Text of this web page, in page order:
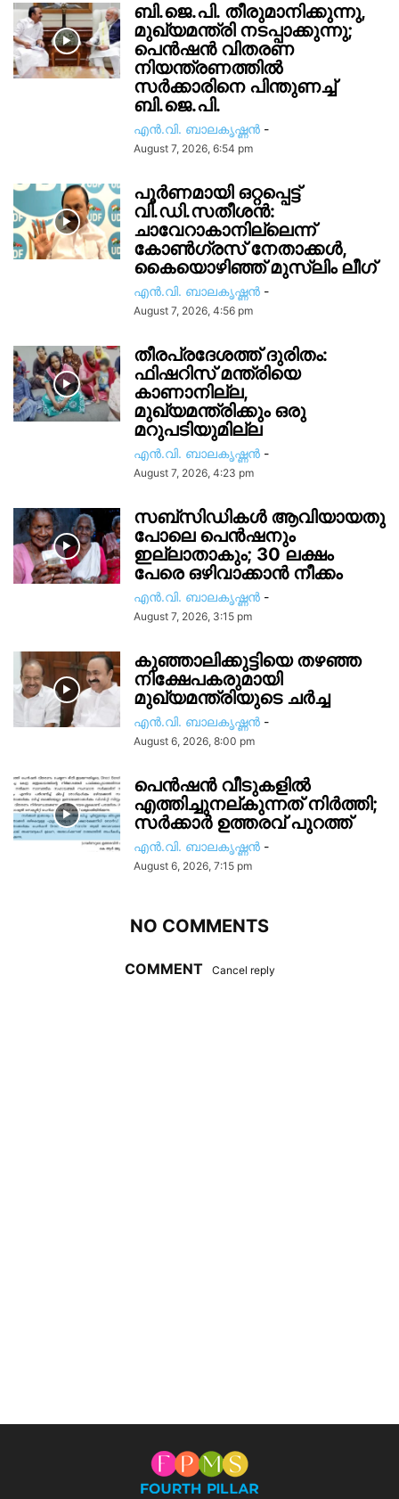
ബി.ജെ.പി. തീരുമാനിക്കുന്നു,
മുഖ്യമന്ത്രി നടപ്പാക്കുന്നു;
പെൻഷൻ വിതരണ
നിയന്ത്രണത്തിൽ
സ‍ർക്കാരിനെ പിന്തുണച്ച്
ബി.ജെ.പി.
എൻ.വി. ബാലകൃഷ്ണൻ -
August 7, 2026, 6:54 pm
പൂർണമായി ഒറ്റപ്പെട്ട്
വി.ഡി.സതീശൻ:
ചാവേറാകാനില്ലെന്ന്
കോൺഗ്രസ് നേതാക്കൾ,
കൈയൊഴിഞ്ഞ് മുസ്ലിം ലീഗ്
എൻ.വി. ബാലകൃഷ്ണൻ -
August 7, 2026, 4:56 pm
തീരപ്രദേശത്ത് ദുരിതം:
ഫിഷറിസ്‌ മന്ത്രിയെ
കാണാനില്ല,
മുഖ്യമന്ത്രിക്കും ഒരു
മറുപടിയുമില്ല
എൻ.വി. ബാലകൃഷ്ണൻ -
August 7, 2026, 4:23 pm
സബ്സിഡികൾ ആവിയായതു
പോലെ പെൻഷനും
ഇല്ലാതാകും; 30 ലക്ഷം
പേരെ ഒഴിവാക്കാൻ നീക്കം
എൻ.വി. ബാലകൃഷ്ണൻ -
August 7, 2026, 3:15 pm
കുഞ്ഞാലിക്കുട്ടിയെ തഴഞ്ഞ
നിക്ഷേപകരുമായി
മുഖ്യമന്ത്രിയുടെ ചർച്ച
എൻ.വി. ബാലകൃഷ്ണൻ -
August 6, 2026, 8:00 pm
പെൻഷൻ വീടുകളിൽ
എത്തിച്ചുനല്കുന്നത് നിർത്തി;
സര്‍ക്കാർ ഉത്തരവ് പുറത്ത്
എൻ.വി. ബാലകൃഷ്ണൻ -
August 6, 2026, 7:15 pm
NO COMMENTS
COMMENT Cancel reply